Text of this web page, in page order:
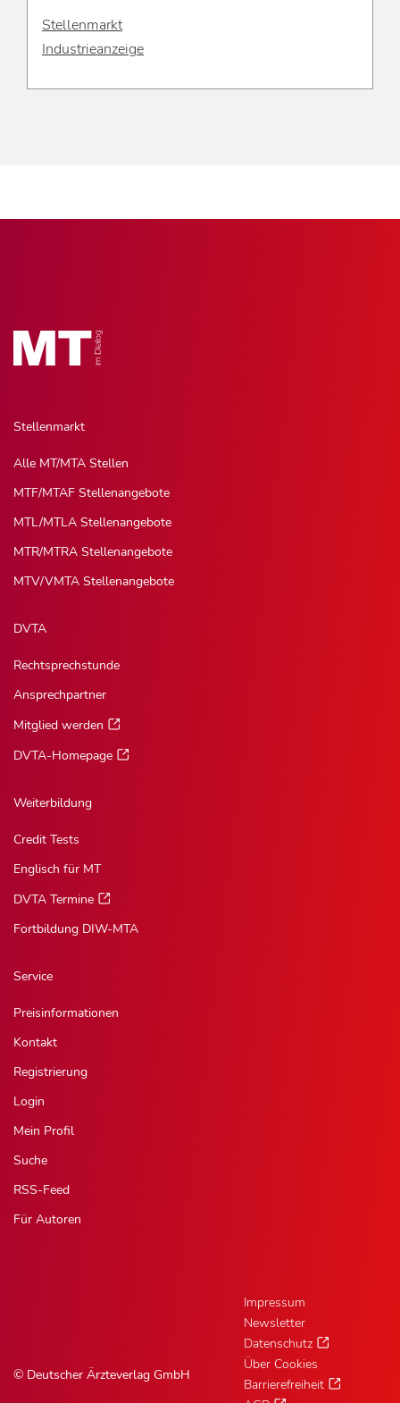
Stellenmarkt
Industrieanzeige
Stellenmarkt
Alle MT/MTA Stellen
MTF/MTAF Stellenangebote
MTL/MTLA Stellenangebote
MTR/MTRA Stellenangebote
MTV/VMTA Stellenangebote
DVTA
Rechtsprechstunde
Ansprechpartner
Mitglied werden
DVTA-Homepage
Weiterbildung
Credit Tests
Englisch für MT
DVTA Termine
Fortbildung DIW-MTA
Service
Preisinformationen
Kontakt
Registrierung
Login
Mein Profil
Suche
RSS-Feed
Für Autoren
© Deutscher Ärzteverlag GmbH
Impressum
Newsletter
Datenschutz
Über Cookies
Barrierefreiheit